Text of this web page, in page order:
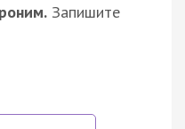
Запишите